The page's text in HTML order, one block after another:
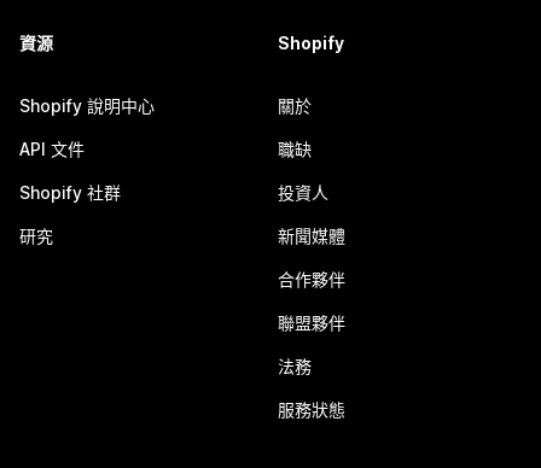
資源
Shopify 說明中心
API 文件
Shopify 社群
研究
Shopify
關於
職缺
投資人
新聞媒體
合作夥伴
聯盟夥伴
法務
服務狀態